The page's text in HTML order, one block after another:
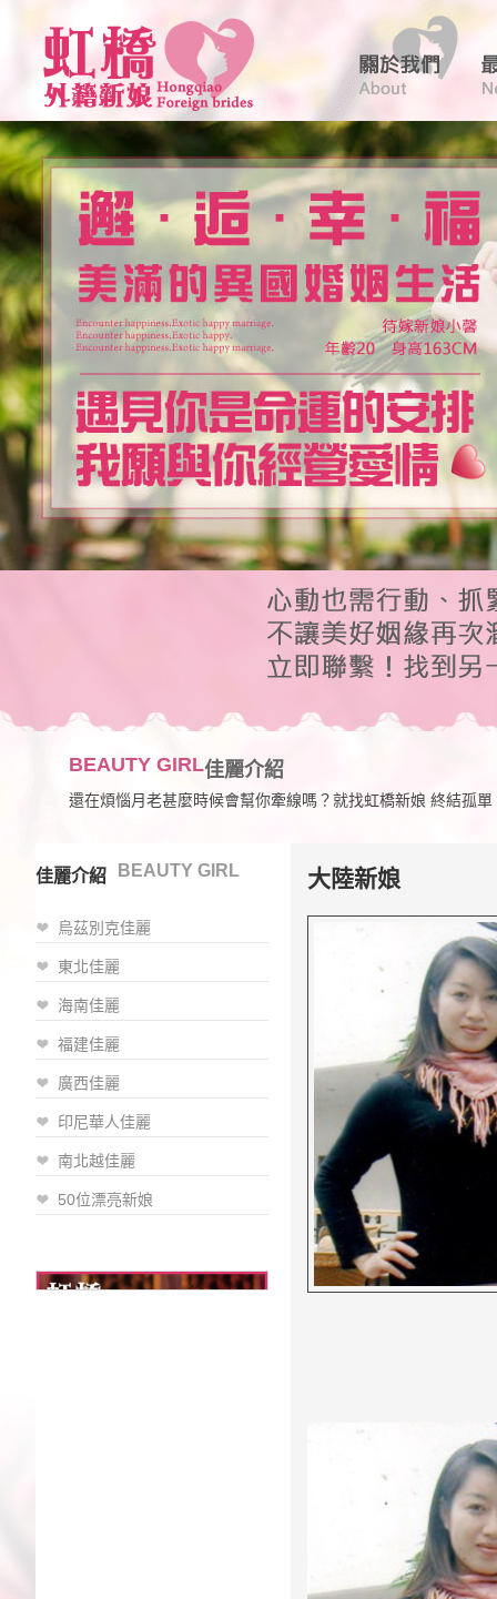
BEAUTY GIRL佳麗介紹
還在煩惱月老甚麼時候會幫你牽線嗎？就找虹橋新娘 終結孤
佳麗介紹 BEAUTY GIRL
烏茲別克佳麗
東北佳麗
海南佳麗
福建佳麗
廣西佳麗
印尼華人佳麗
南北越佳麗
50位漂亮新娘
大陸新娘